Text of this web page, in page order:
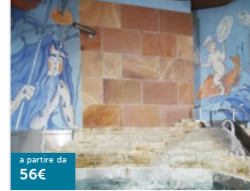
a partire da
56€